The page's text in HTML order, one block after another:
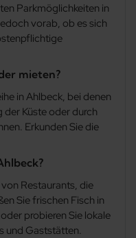
Parkmöglichkeiten in
vorab, ob es sich
mieten?
in Ahlbeck, bei denen
Küste oder durch
Erkunden Sie die
Restaurants, die
Sie frischen Fisch in
probieren Sie lokale
und Gaststätten.